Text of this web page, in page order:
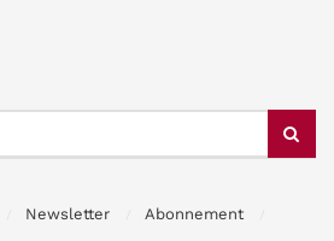
Newsletter
Abonnement